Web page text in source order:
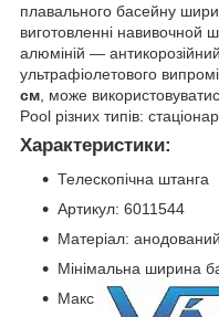
плавального басейну
виготовленні навивочной
алюміній —
ультрафіолетового
см , може
Pool різних типів:
Характеристики:
Телескопічна штанга
Артикул: 6011544
Матеріал:
Мінімальна ширина
Макс